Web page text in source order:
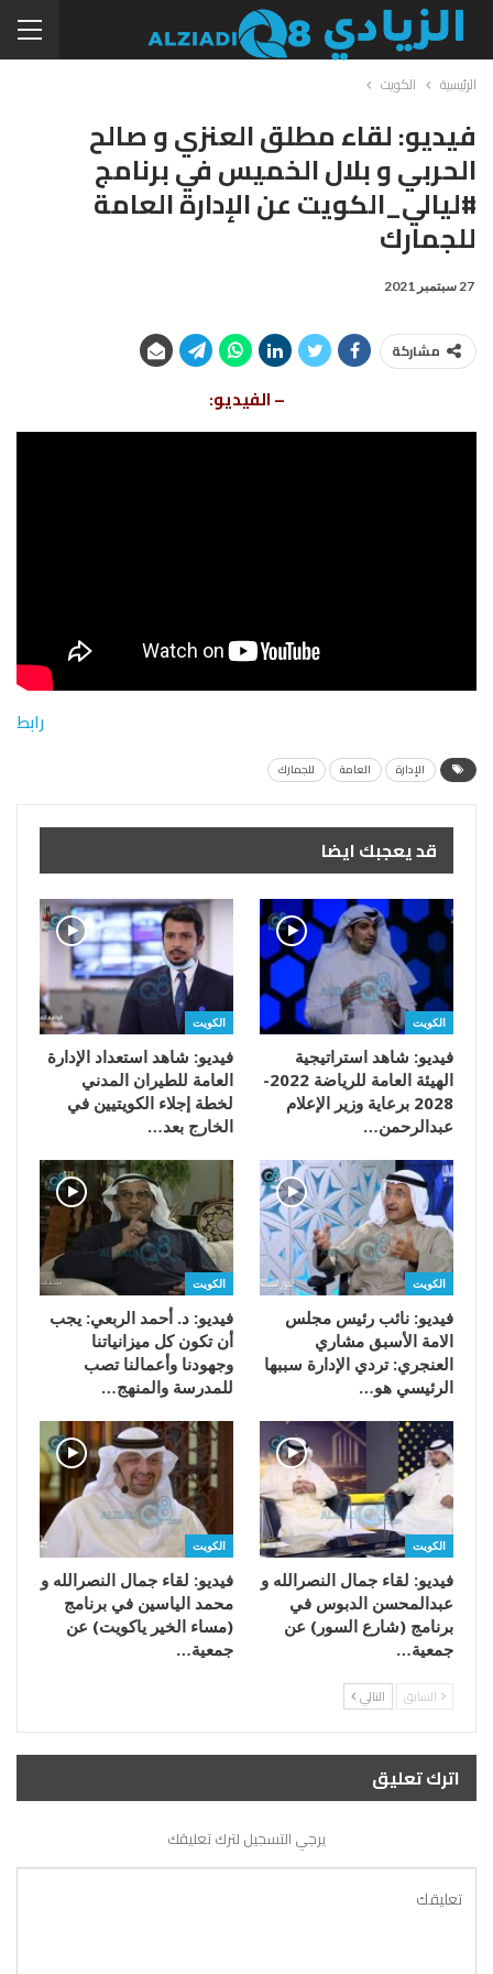
الرئيسية الكويت
فيديو: لقاء مطلق العنزي و صالح
الحربي و بلال الخميس في برنامج
#ليالي_الكويت عن الإدارة العامة
للجمارك
27 سبتمبر 2021
مشاركة
– الفيديو:
رابط
الإدارة العامة للجمارك
قد يعجبك ايضا
الكويت
فيديو: شاهد استراتيجية
الهيئة العامة للرياضة 2022-
2028 برعاية وزير الإعلام
عبدالرحمن…
الكويت
فيديو: شاهد استعداد الإدارة
العامة للطيران المدني
لخطة إجلاء الكويتيين في
الخارج بعد…
الكويت
فيديو: نائب رئيس مجلس
الامة الأسبق مشاري
العنجري: تردي الإدارة سببها
الرئيسي هو…
الكويت
فيديو: د. أحمد الربعي: يجب
أن تكون كل ميزانياتنا
وجهودنا وأعمالنا تصب
للمدرسة والمنهج…
الكويت
فيديو: لقاء جمال النصرالله و
عبدالمحسن الدبوس في
برنامج (شارع السور) عن
جمعية…
الكويت
فيديو: لقاء جمال النصرالله و
محمد الياسين في برنامج
(مساء الخير ياكويت) عن
جمعية…
السابق التالي
اترك تعليق
يرجي التسجيل لترك تعليقك